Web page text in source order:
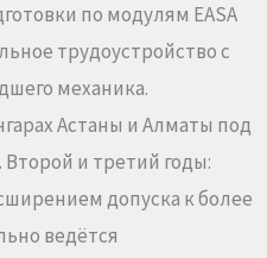
по модулям EASA
трудоустройство с
механика.
Астаны и Алматы под
и третий годы:
допуска к более
ведётся